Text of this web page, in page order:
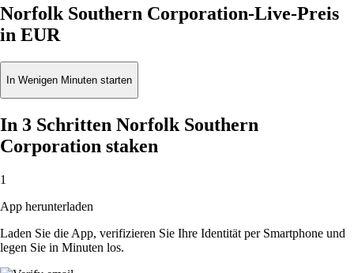
Norfolk Southern Corporation-Live-Preis
in EUR
In Wenigen Minuten starten
In 3 Schritten Norfolk Southern
Corporation staken
1
App herunterladen
Laden Sie die App, verifizieren Sie Ihre Identität per Smartphone und
legen Sie in Minuten los.